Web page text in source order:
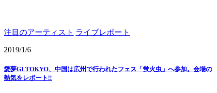
注目のアーティスト ライブレポート
2019/1/6
愛夢GLTOKYO、中国は広州で行われたフェス「蛍火虫」へ参加。会場の
熱気をレポート!!